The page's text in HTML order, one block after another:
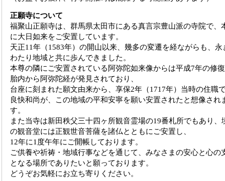
正願寺について
福聚山正願寺は、群馬県太田市にある真言宗豊山派の寺院で、
に大日如来をご安置しています。
天正11年（1583年）の開山以来、幾多の変遷を経ながらも、永
わたり地域と共に歩んできました。
本尊の隣にご安置されている阿弥陀如来像からは平成7年の修
胎内から阿弥陀経が発見されており、
台座に刻まれた願文由来から、享保2年（1717年）当時の住職
良快和尚が、この地域の平和安寧を願い安置されたと想像され
す。
また当寺は新田秩父三十四ヶ所観音霊場の19番札所でもあり、
の観音堂には正観世音菩薩を諸仏とともにご安置し、
12年に1度午年にご開帳しております。
ご供養や祈祷・地域行事などを通じて、みなさまの安心と心の
となる場所でありたいと願っております。
どうぞお気軽にお立ち寄りください。